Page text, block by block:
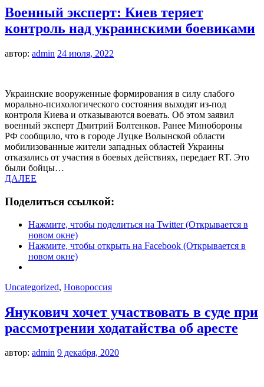
Военный эксперт: Киев теряет
контроль над украинскими боевиками
автор: admin 24 июля, 2022
Украинские вооруженные формирования в силу слабого
морально-психологического состояния выходят из-под
контроля Киева и отказываются воевать. Об этом заявил
военный эксперт Дмитрий Болтенков. Ранее Минобороны
РФ сообщило, что в городе Луцке Волынской области
мобилизованные жители западных областей Украины
отказались от участия в боевых действиях, передает RT. Это
были бойцы…
ДАЛЕЕ
Поделиться ссылкой:
Нажмите, чтобы поделиться на Twitter (Открывается в
новом окне)
Нажмите, чтобы открыть на Facebook (Открывается в
новом окне)
Uncategorized, Новороссия
Янукович хочет участвовать в суде при
рассмотрении ходатайства об аресте
автор: admin 9 декабря, 2020